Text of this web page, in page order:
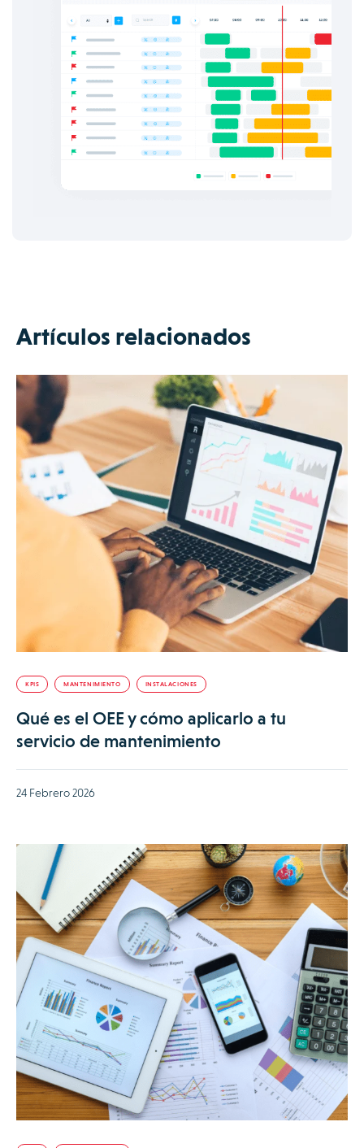
Artículos relacionados
KPIS MANTENIMIENTO INSTALACIONES
Qué es el OEE y cómo aplicarlo a tu
servicio de mantenimiento
24 Febrero 2026